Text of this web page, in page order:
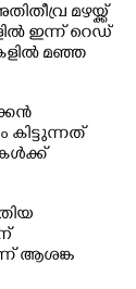
മഴയ്ക്ക്
ഇന്ന് റെഡ്
മഞ്ഞ
കിട്ടുന്നത്
ആശങ്ക